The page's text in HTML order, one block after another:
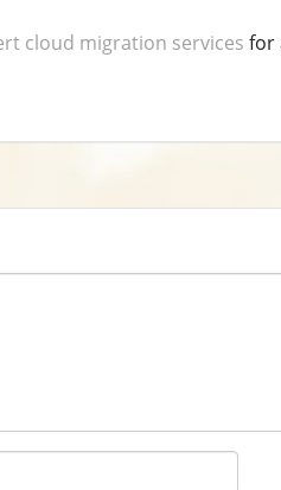
cloud migration services for